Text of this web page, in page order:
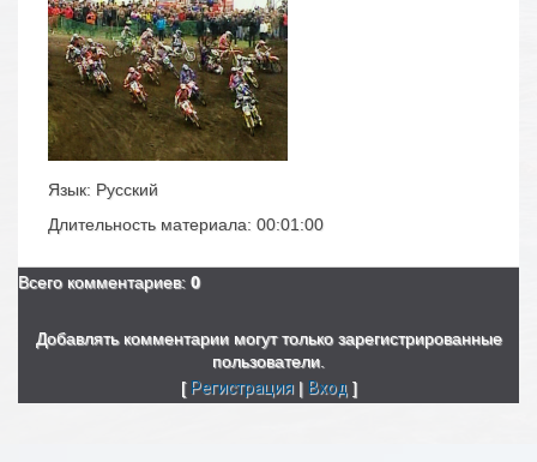
Язык: Русский
Длительность материала: 00:01:00
Всего комментариев: 0
Добавлять комментарии могут только зарегистрированные
пользователи.
[ Регистрация| Вход ]